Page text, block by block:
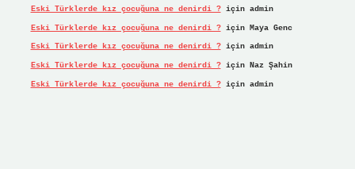
Eski Türklerde kız çocuğuna ne denirdi ?için admin
Eski Türklerde kız çocuğuna ne denirdi ?için Maya Genc
Eski Türklerde kız çocuğuna ne denirdi ?için admin
Eski Türklerde kız çocuğuna ne denirdi ?için Naz Şahin
Eski Türklerde kız çocuğuna ne denirdi ?için admin